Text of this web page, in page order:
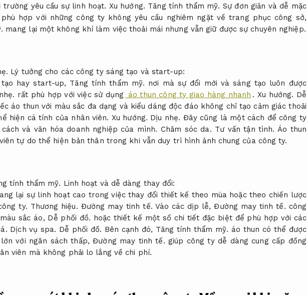
yêu cầu sự linh hoạt. Xu hướng. Tăng tính thẩm mỹ. Sự đơn giản và dễ mặc
hợp với những công ty không yêu cầu nghiêm ngặt về trang phục công sở,
mang lại một không khí làm việc thoải mái nhưng vẫn giữ được sự chuyên nghiệp.
Lý tưởng cho các công ty sáng tạo và start-up:
hay start-up, Tăng tính thẩm mỹ. nơi mà sự đổi mới và sáng tạo luôn được
rất phù hợp với việc sử dụng áo thun công ty giao hàng nhanh . Xu hướng. Dễ
áo thun với màu sắc đa dạng và kiểu dáng độc đáo không chỉ tạo cảm giác thoải
hiện cá tính của nhân viên. Xu hướng. Dịu nhẹ. Đây cũng là một cách để công ty
và văn hóa doanh nghiệp của mình. Chăm sóc da. Tư vấn tận tình. Áo thun
tự do thể hiện bản thân trong khi vẫn duy trì hình ảnh chung của công ty.
tính thẩm mỹ. Linh hoạt và dễ dàng thay đổi:
lại sự linh hoạt cao trong việc thay đổi thiết kế theo mùa hoặc theo chiến lược
ty. Thương hiệu. Đường may tinh tế. Vào các dịp lễ,Đường may tinh tế. công
sắc áo, Dễ phối đồ. hoặc thiết kế một số chi tiết đặc biệt để phù hợp với các
Dịch vụ spa. Dễ phối đồ. Bên cạnh đó, Tăng tính thẩm mỹ. áo thun có thể được
với ngân sách thấp,Đường may tinh tế. giúp công ty dễ dàng cung cấp đồng
viên mà không phải lo lắng về chi phí.